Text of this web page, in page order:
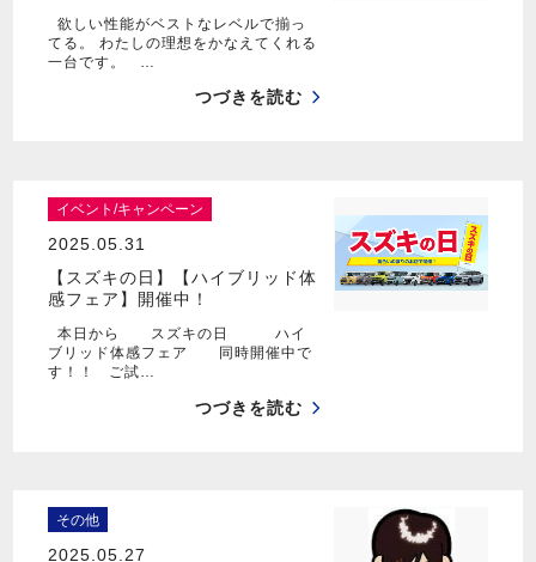
欲しい性能がベストなレベルで揃っ
てる。 わたしの理想をかなえてくれる
一台です。 …
つづきを読む
イベント/キャンペーン
2025.05.31
【スズキの日】【ハイブリッド体
感フェア】開催中！
本日から スズキの日 ハイ
ブリッド体感フェア 同時開催中で
す！！ ご試…
つづきを読む
その他
2025.05.27